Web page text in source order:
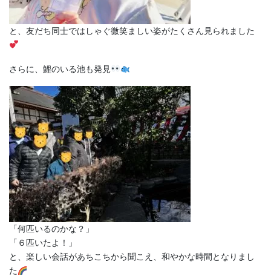
と、友だち同士ではしゃぐ微笑ましい姿がたくさん見られました
さらに、鯉のいる池も発見
「何匹いるのかな？」
「６匹いたよ！」
と、楽しい会話があちこちから聞こえ、和やかな時間となりまし
た